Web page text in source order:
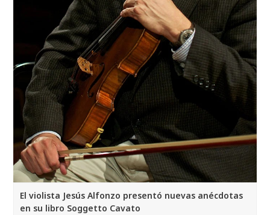
El violista Jesús Alfonzo presentó nuevas anécdotas
en su libro Soggetto Cavato